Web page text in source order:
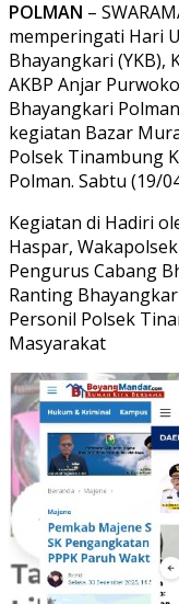
POLMAN –
memperingati Hari
Bhayangkari (YKB),
AKBP Anjar
Bhayangkari
kegiatan Bazar
Polsek Tinambung
Polman. Sabtu (19/
Kegiatan di Hadiri
Haspar,
Pengurus Cabang
Ranting
Personil Polsek
Masyarakat